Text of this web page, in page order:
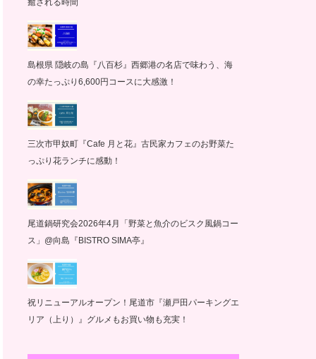
癒される時間
島根県 隠岐の島『八百杉』西郷港の名店で味わう、海
の幸たっぷり6,600円コースに大感激！
三次市甲奴町『Cafe 月と花』古民家カフェのお野菜た
っぷり花ランチに感動！
尾道鍋研究会2026年4月「野菜と魚介のビスク風鍋コー
ス」@向島『BISTRO SIMA亭』
祝リニューアルオープン！尾道市『瀬戸田パーキングエ
リア（上り）』グルメもお買い物も充実！